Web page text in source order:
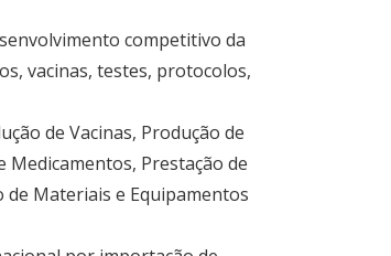
competitivo da
vacinas, testes, protocolos,
de Vacinas, Produção de
Medicamentos, Prestação de
de Materiais e Equipamentos